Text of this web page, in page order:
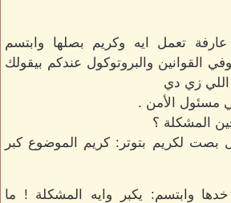
تعمل ايه وكريم بصلها وابتسم
القوانين والبروتوكول عندكم بيقولك
اللي زي دي
مسئول الأمن .
المشكلة ؟
بصت لكريم بتوتر: كريم الموضوع كبر
وابتسم: يكبر وايه المشكلة ! ما